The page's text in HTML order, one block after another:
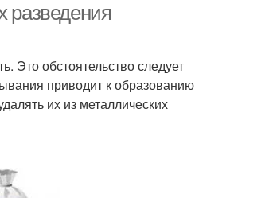
разведения
Это обстоятельство следует
приводит к образованию
их из металлических